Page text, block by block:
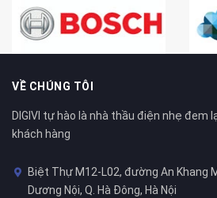
VỀ CHÚNG TÔI
DIGIVI tự hào là nhà thầu điện nhẹ đem
khách hàng
Biệt Thự M12-L02, đường An Khang
Dương Nội, Q. Hà Đông, Hà Nội